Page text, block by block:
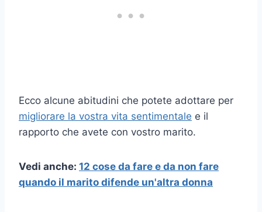
Ecco alcune abitudini che potete adottare per
migliorare la vostra vita sentimentale e il
rapporto che avete con vostro marito.
Vedi anche: 12 cose da fare e da non fare
quando il marito difende un'altra donna